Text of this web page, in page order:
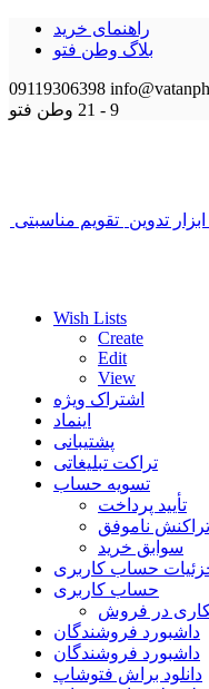
راهنمای خرید
بلاگ وطن فتو
09119306398
9 - 21
وطن فتو
ابزار تدوین تقویم مناسبتی
Wish Lists
Create
Edit
View
اشتراک ویژه
اینماد
پشتیبانی
تراکت تبلیغاتی
تسویه حساب
تأیید پرداخت
تراکنش ناموفق
سوابق خرید
حساب کاربری
حساب کاربری
در فروش
داشبورد فروشندگان
داشبورد فروشندگان
دانلود براش فتوشاپ